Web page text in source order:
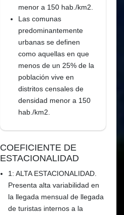
menor a 150 hab./km2.
⁠Las comunas
predominantemente
urbanas se definen
como aquellas en que
menos de un 25% de la
población vive en
distritos censales de
densidad menor a 150
hab./km2.
COEFICIENTE DE
ESTACIONALIDAD
1: ALTA ESTACIONALIDAD.
Presenta alta variabilidad en
la llegada mensual de llegada
de turistas internos a la